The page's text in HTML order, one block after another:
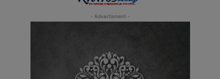
- Advertisment -